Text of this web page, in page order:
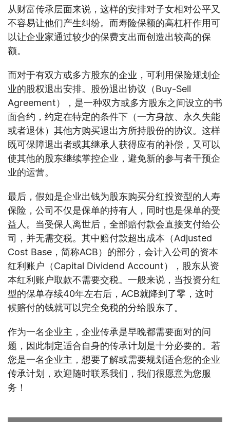
从财富传承层面来说，这样的安排对子女相对公平又
不容易让他们产生纠纷。而寿险保额的高杠杆作用可
以让企业家通过较少的保费支出而创造出较高的保
额。
而对于有双方或多方股东的企业，可利用保险规划企
业的股权退出安排。股份退出协议（Buy-Sell
Agreement），是一种双方或多方股东之间设立的书
面合约，约定在特定的条件下（一方身故、永久失能
或者退休）其他方购买退出方所持股份的协议。这样
既可保障退出者或其继承人获得应有的补偿，又可以
使其他的股东继续掌控企业，避免新的参与者干预企
业的运营。
最后，假如是企业出钱为股东购买分红投资型的人寿
保险，公司不仅是保单的持有人，同时也是保单的受
益人。当受保人离世后，全部赔付款会直接支付给公
司，并无需交税。其中赔付款超出成本（Adjusted
Cost Base，简称ACB）的部分，会计入公司的资本
红利账户（Capital Dividend Account），股东从资
本红利账户取款不需要交税。一般来说，当投资分红
型的保单存续40年左右后，ACB就降到了零，这时
候赔付的钱就可以完全免税的分给股东了。
作为一名企业主，企业传承是早晚都需要面对的问
题，因此制定适合自身的传承计划是十分必要的。若
您是一名企业主，想要了解或需要规划适合您的企业
传承计划，欢迎随时联系我们，我们很愿意为您服
务！